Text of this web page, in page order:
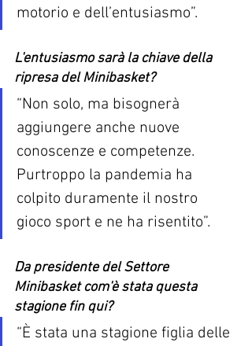
motorio e dell’entusiasmo”.
L'entusiasmo sarà la chiave della
ripresa del Minibasket?
“Non solo, ma bisognerà
aggiungere anche nuove
conoscenze e competenze.
Purtroppo la pandemia ha
colpito duramente il nostro
gioco sport e ne ha risentito”.
Da presidente del Settore
Minibasket com'è stata questa
stagione fin qui?
“È stata una stagione figlia delle